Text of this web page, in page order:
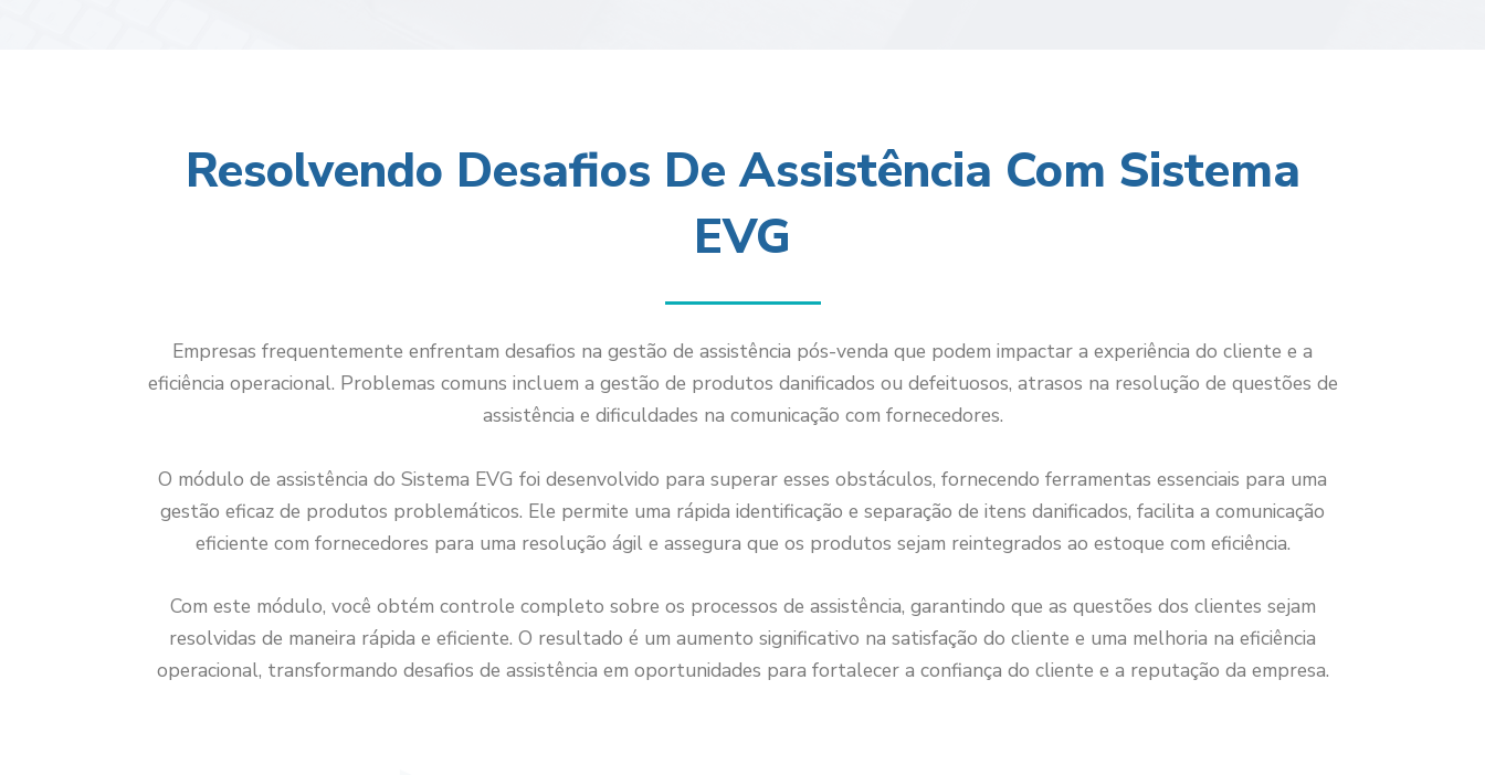
Resolvendo Desafios De Assistência Com Sistema
EVG
Empresas frequentemente enfrentam desafios na gestão de assistência pós-venda que podem impactar a experiência do cliente e a
eficiência operacional. Problemas comuns incluem a gestão de produtos danificados ou defeituosos, atrasos na resolução de questões de
assistência e dificuldades na comunicação com fornecedores.
O módulo de assistência do Sistema EVG foi desenvolvido para superar esses obstáculos, fornecendo ferramentas essenciais para uma
gestão eficaz de produtos problemáticos. Ele permite uma rápida identificação e separação de itens danificados, facilita a comunicação
eficiente com fornecedores para uma resolução ágil e assegura que os produtos sejam reintegrados ao estoque com eficiência.
Com este módulo, você obtém controle completo sobre os processos de assistência, garantindo que as questões dos clientes sejam
resolvidas de maneira rápida e eficiente. O resultado é um aumento significativo na satisfação do cliente e uma melhoria na eficiência
operacional, transformando desafios de assistência em oportunidades para fortalecer a confiança do cliente e a reputação da empresa.